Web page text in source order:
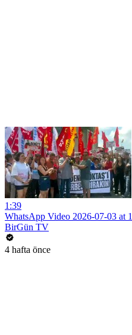
1:39
WhatsApp Video 2026-07-03 at
BirGün TV
4 hafta önce